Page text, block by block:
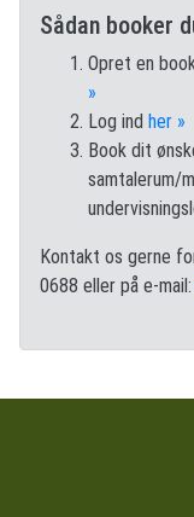
Sådan booker
Opret en
»
Log ind her »
Book dit
samtalerum/
Kontakt os gerne
0688 eller på e-mail: